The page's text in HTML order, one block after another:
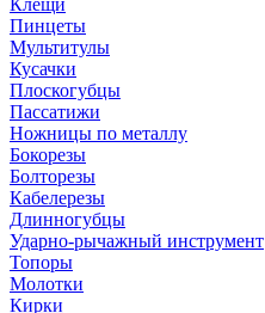
Клещи
Пинцеты
Мультитулы
Кусачки
Плоскогубцы
Пассатижи
Ножницы по металлу
Бокорезы
Болторезы
Кабелерезы
Длинногубцы
Ударно-рычажный инструмент
Топоры
Молотки
Кирки